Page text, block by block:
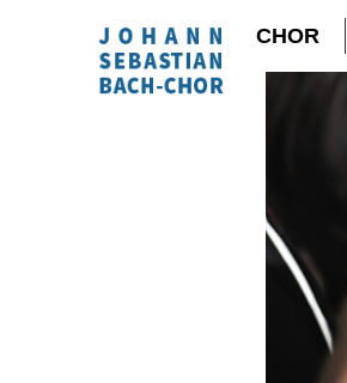
CHOR